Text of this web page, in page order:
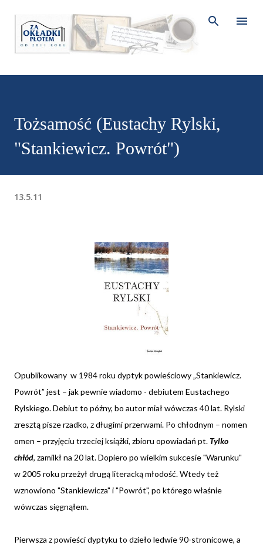
Przejdź do głównej zawartości
Tożsamość (Eustachy Rylski,
"Stankiewicz. Powrót")
13.5.11
Opublikowany w 1984 roku dyptyk powieściowy „Stankiewicz.
Powrót” jest – jak pewnie wiadomo - debiutem Eustachego
Rylskiego. Debiut to późny, bo autor miał wówczas 40 lat. Rylski
zresztą pisze rzadko, z długimi przerwami. Po chłodnym – nomen
omen – przyjęciu trzeciej książki, zbioru opowiadań pt.Tylko
chłód, zamilkł na 20 lat. Dopiero po wielkim sukcesie "Warunku"
w 2005 roku przeżył drugą literacką młodość. Wtedy też
wznowiono "Stankiewicza" i "Powrót", po którego właśnie
wówczas sięgnąłem.
Pierwsza z powieści dyptyku to dzieło ledwie 90-stronicowe, a